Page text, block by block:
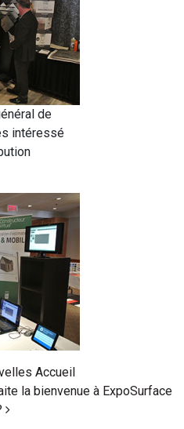
de
intéressé
Accueil
la bienvenue à ExpoSurface